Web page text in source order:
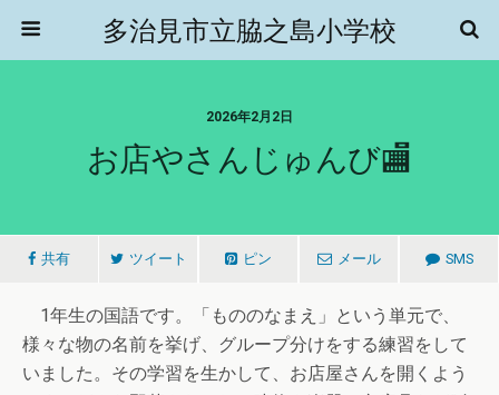
多治見市立脇之島小学校
2026年2月2日
お店やさんじゅんび🏬
共有 ツイート ピン メール SMS
1年生の国語です。「もののなまえ」という単元で、
様々な物の名前を挙げ、グループ分けをする練習をして
いました。その学習を生かして、お店屋さんを開くよう